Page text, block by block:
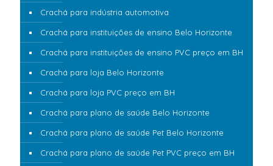
Crachá para indústria automotiva
Crachá para instituições de ensino Belo Horizonte
Crachá para instituições de ensino PVC preço em BH
Crachá para loja Belo Horizonte
Crachá para loja PVC preço em BH
Crachá para plano de saúde Belo Horizonte
Crachá para plano de saúde Pet Belo Horizonte
Crachá para plano de saúde Pet PVC preço em BH